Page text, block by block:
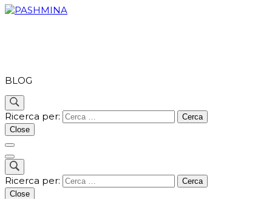
BLOG
Ricerca per:
Close
Ricerca per:
Close